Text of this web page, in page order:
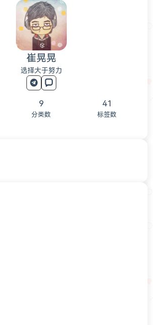
崔晃晃
选择大于努力
9
分类数
41
标签数